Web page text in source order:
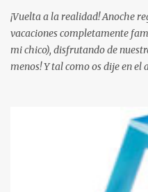
¡Vuelta a la realidad! Anoche
vacaciones completamente
mi chico), disfrutando de
menos! Y tal como os dije en
coloretes de Beauties Factory,
ver en la foto. Hasta el 04 de
que seguir estas reglas: - Ser o
de este blog, con el PERFIL
que sean para sorteos) -